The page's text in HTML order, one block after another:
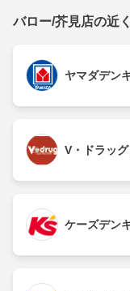
バロー/芥見店の近
ヤマダデン
V・ドラッ
ケーズデン